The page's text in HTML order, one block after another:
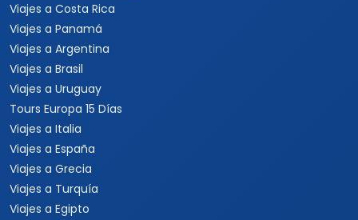
Viajes a Costa Rica
Viajes a Panamá
Viajes a Argentina
Viajes a Brasil
Viajes a Uruguay
Tours Europa 15 Días
Viajes a Italia
Viajes a España
Viajes a Grecia
Viajes a Turquía
Viajes a Egipto